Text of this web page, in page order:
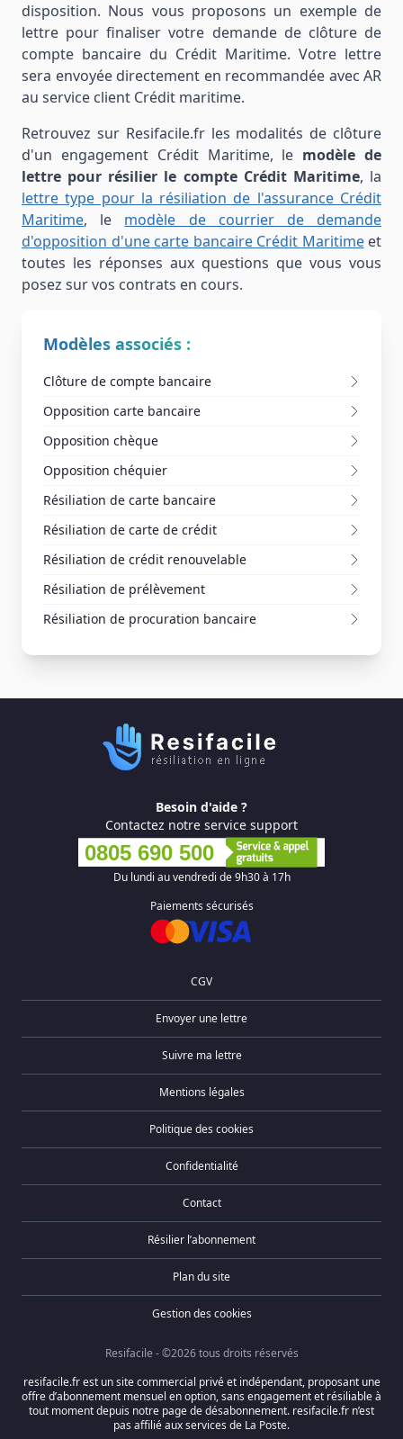
disposition. Nous vous proposons un exemple de
lettre pour finaliser votre demande de clôture de
compte bancaire du Crédit Maritime. Votre lettre
sera envoyée directement en recommandée avec AR
au service client Crédit maritime.
Retrouvez sur Resifacile.fr les modalités de clôture
d'un engagement Crédit Maritime, le modèle de
lettre pour résilier le compte Crédit Maritime, la
lettre type pour la résiliation de l'assurance Crédit
Maritime, le modèle de courrier de demande
d'opposition d'une carte bancaire Crédit Maritimeet
toutes les réponses aux questions que vous vous
posez sur vos contrats en cours.
Modèles associés :
Clôture de compte bancaire
Opposition carte bancaire
Opposition chèque
Opposition chéquier
Résiliation de carte bancaire
Résiliation de carte de crédit
Résiliation de crédit renouvelable
Résiliation de prélèvement
Résiliation de procuration bancaire
Besoin d'aide ?
Contactez notre service support
0805 690 500
Du lundi au vendredi de 9h30 à 17h
Paiements sécurisés
CGV
Envoyer une lettre
Suivre ma lettre
Mentions légales
Politique des cookies
Confidentialité
Contact
Résilier l’abonnement
Plan du site
Gestion des cookies
Resifacile - ©2026 tous droits réservés
resifacile.fr est un site commercial privé et indépendant, proposant une
offre d’abonnement mensuel en option, sans engagement et résiliable à
tout moment depuis notre page de désabonnement. resifacile.fr n’est
pas affilié aux services de La Poste.